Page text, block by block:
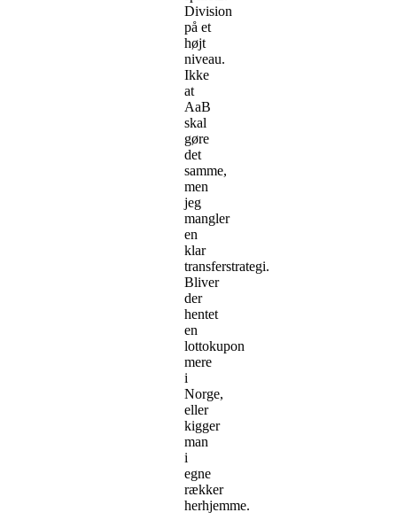
Division
på et
højt
niveau.
Ikke
at
AaB
skal
gøre
det
samme,
men
jeg
mangler
en
klar
transferstrategi.
Bliver
der
hentet
en
lottokupon
mere
i
Norge,
eller
kigger
man
i
egne
rækker
herhjemme.